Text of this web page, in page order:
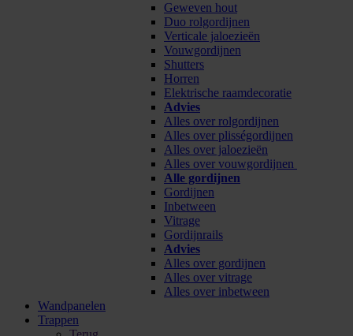
Geweven hout
Duo rolgordijnen
Verticale jaloezieën
Vouwgordijnen
Shutters
Horren
Elektrische raamdecoratie
Advies
Alles over rolgordijnen
Alles over plisségordijnen
Alles over jaloezieën
Alles over vouwgordijnen
Alle gordijnen
Gordijnen
Inbetween
Vitrage
Gordijnrails
Advies
Alles over gordijnen
Alles over vitrage
Alles over inbetween
Wandpanelen
Trappen